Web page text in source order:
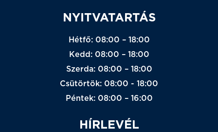
NYITVATARTÁS
Hétfő: 08:00 – 18:00
Kedd: 08:00 – 18:00
Szerda: 08:00 – 18:00
Csütörtök: 08:00 - 18:00
Péntek: 08:00 – 16:00
HÍRLEVÉL